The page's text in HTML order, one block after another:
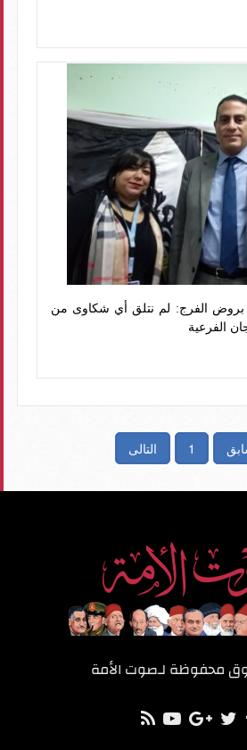
بروض الفرج: لم نتلق أي شكاوى من
الفرعية
1 التالى
محفوظة لـصوت الأمة